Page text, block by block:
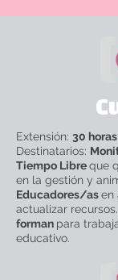
Extensión: 30 horas
Destinatarios:
Tiempo Libreque
en la gestión y
Educadores/asen
actualizar recursos.
forman para
educativo.